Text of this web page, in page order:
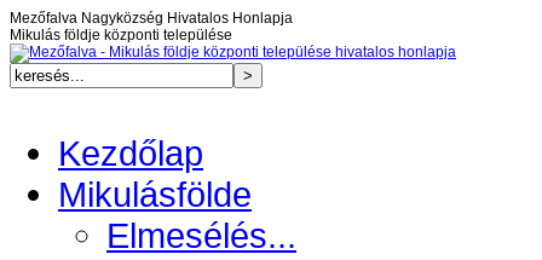
Mezőfalva Nagyközség Hivatalos Honlapja
Mikulás földje központi települése
Kezdőlap
Mikulásfölde
Elmesélés...